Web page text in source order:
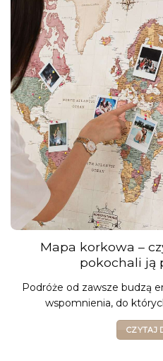
Mapa korkowa –
pokochali ją
Podróże od zawsze budzą
wspomnienia, do
CZYTAJ